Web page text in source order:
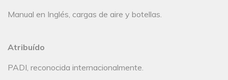
Manual en Inglés, cargas de aire y botellas.
Atribuído
PADI, reconocida internacionalmente.